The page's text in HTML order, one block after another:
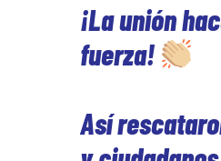
¡La unión
fuerza!
Así